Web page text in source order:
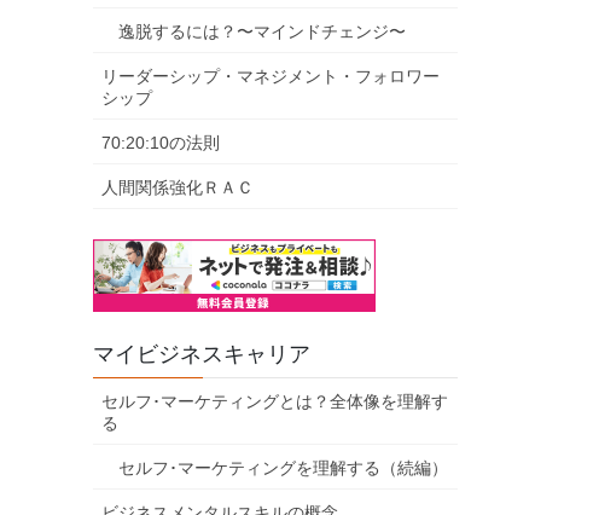
逸脱するには？〜マインドチェンジ〜
リーダーシップ・マネジメント・フォロワー
シップ
70:20:10の法則
人間関係強化ＲＡＣ
マイビジネスキャリア
セルフ･マーケティングとは？全体像を理解す
る
セルフ･マーケティングを理解する（続編）